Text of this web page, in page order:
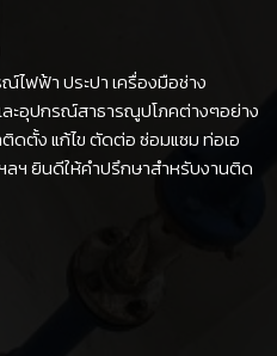
ไฟฟ้า ประปา เครื่องมือช่าง
ะอุปกรณ์สาธารณูปโภคต่างๆอย่าง
ดตั้ง แก้ไข ตัดต่อ ซ่อมแซม ท่อเอ
ยินดีให้คำปรึกษาสำหรับงานติด